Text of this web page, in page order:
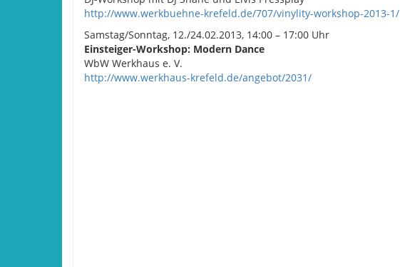
http://www.werkbuehne-krefeld.de/707/vinylity-workshop-2013-1/
Samstag/Sonntag, 12./24.02.2013, 14:00 – 17:00 Uhr
Einsteiger-Workshop: Modern Dance
WbW Werkhaus e. V.
http://www.werkhaus-krefeld.de/angebot/2031/